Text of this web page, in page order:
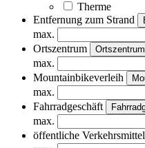
Therme
Entfernung zum Strand
max.
Ortszentrum
Ortszentrum
max.
Mountainbikeverleih
max.
Fahrradgeschäft
max.
öffentliche Verkehrsmittel